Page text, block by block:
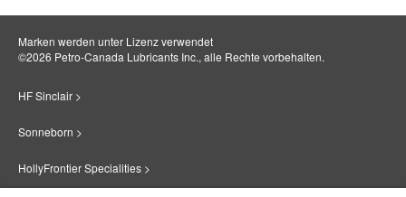
Marken werden unter Lizenz verwendet
©2026 Petro‐Canada Lubricants Inc., alle Rechte vorbehalten.
HF Sinclair >
Sonneborn >
HollyFrontier Specialities >